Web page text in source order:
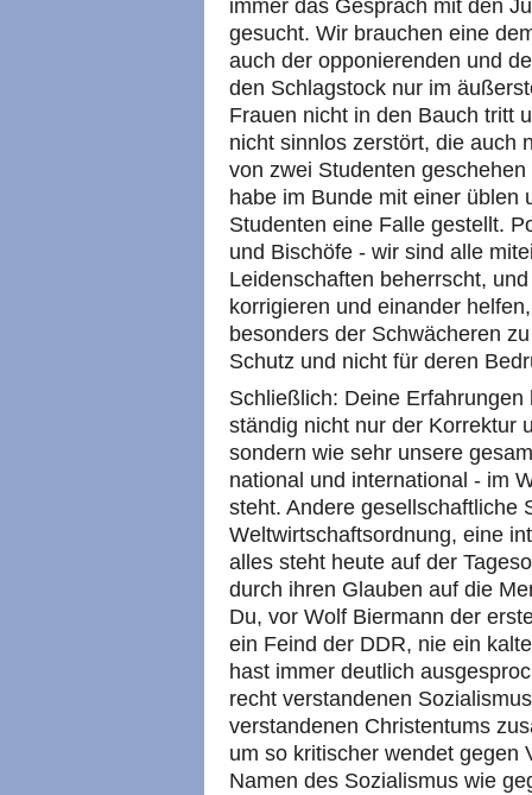
immer das Gespräch mit den
gesucht. Wir brauchen eine
auch der opponierenden und
den Schlagstock nur im
Frauen nicht in den Bauch tritt
nicht sinnlos zerstört, die auch
von zwei Studenten
habe im Bunde mit einer üblen
Studenten eine Falle gestellt.
und Bischöfe - wir sind alle
Leidenschaften beherrscht,
korrigieren und einander
besonders der Schwächeren
Schutz und nicht für deren
Schließlich: Deine
ständig nicht nur der Korrektur
sondern wie sehr unsere
national und international - im
steht. Andere gesellschaftliche
Weltwirtschaftsordnung, eine
alles steht heute auf der
durch ihren Glauben auf die
Du, vor Wolf Biermann der
ein Feind der DDR, nie ein
hast immer deutlich
recht verstandenen
verstandenen Christentums
um so kritischer wendet gegen
Namen des Sozialismus wie